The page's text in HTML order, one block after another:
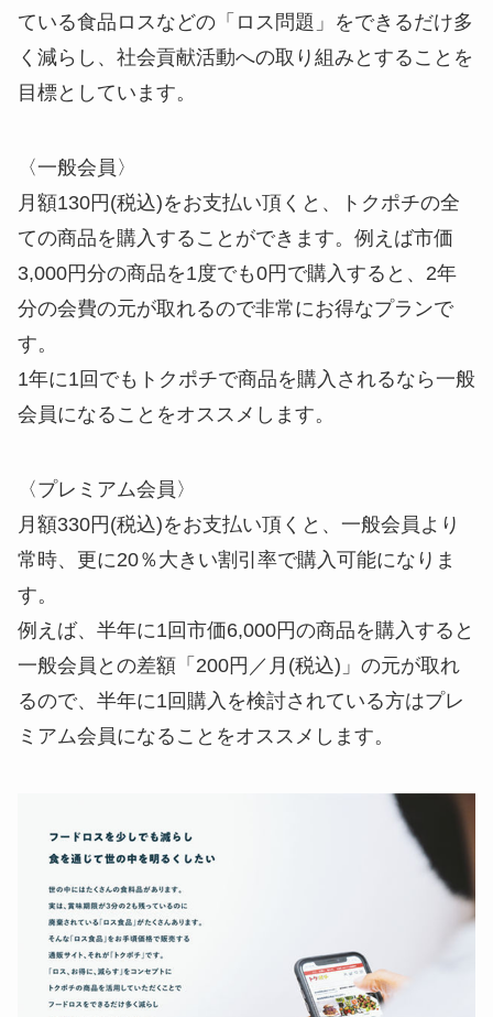
ている食品ロスなどの「ロス問題」をできるだけ多
く減らし、社会貢献活動への取り組みとすることを
目標としています。
〈一般会員〉
月額130円(税込)をお支払い頂くと、トクポチの全
ての商品を購入することができます。例えば市価
3,000円分の商品を1度でも0円で購入すると、2年
分の会費の元が取れるので非常にお得なプランで
す。
1年に1回でもトクポチで商品を購入されるなら一般
会員になることをオススメします。
〈プレミアム会員〉
月額330円(税込)をお支払い頂くと、一般会員より
常時、更に20％大きい割引率で購入可能になりま
す。
例えば、半年に1回市価6,000円の商品を購入すると
一般会員との差額「200円／月(税込)」の元が取れ
るので、半年に1回購入を検討されている方はプレ
ミアム会員になることをオススメします。